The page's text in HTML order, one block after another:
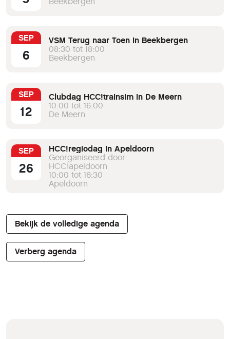
SEP
6
VSM Terug naar Toen in Beekbergen
08:30 tot 18:00
Beekbergen
SEP
12
Clubdag HCC!trainsim in De Meern
10:00 tot 16:00
De Meern
SEP
26
HCC!regiodag in Apeldoorn
Georganiseerd door:
HCC!apeldoorn
10:00 tot 16:30
Apeldoorn
Bekijk de volledige agenda
Verberg agenda